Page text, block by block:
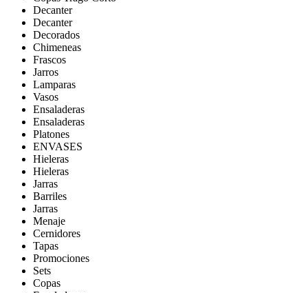
Decanter
Decanter
Decorados
Chimeneas
Frascos
Jarros
Lamparas
Vasos
Ensaladeras
Ensaladeras
Platones
ENVASES
Hieleras
Hieleras
Jarras
Barriles
Jarras
Menaje
Cernidores
Tapas
Promociones
Sets
Copas